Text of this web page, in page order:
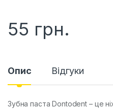
55 грн.
Опис Відгуки
Зубна паста Dontodent – це